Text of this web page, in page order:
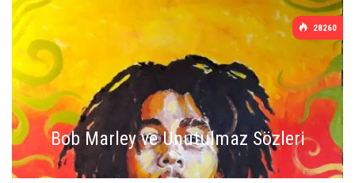
28260
Bob Marley ve Unutulmaz Sözleri